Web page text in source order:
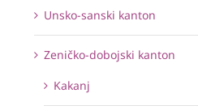
Unsko-sanski kanton
Zeničko-dobojski kanton
Kakanj